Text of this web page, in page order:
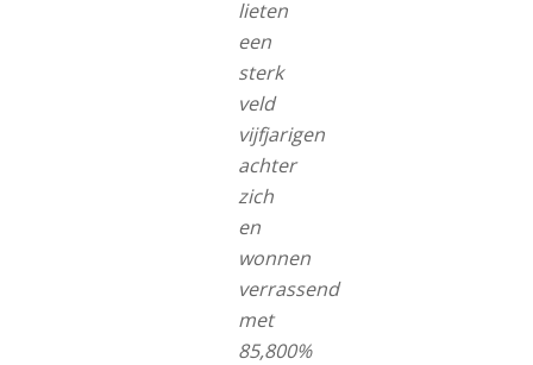
lieten
een
sterk
veld
vijfjarigen
achter
zich
en
wonnen
verrassend
met
85,800%